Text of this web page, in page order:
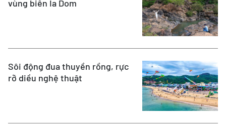
vùng biên Ia Dom
Sôi động đua thuyền rồng, rực
rỡ diều nghệ thuật